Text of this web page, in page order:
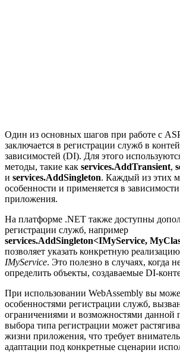
Один из основных шагов при работе с
заключается в регистрации служб в
зависимостей (DI). Для этого
методы, такие как services.AddTransient,
и services.AddSingleton. Каждый из этих
особенности и применяется в
приложения.
На платформе .NET также доступны
регистрации служб, например
services.AddSingleton<IMyService,
позволяет указать конкретную
IMyService. Это полезно в случаях, когда
определить объекты, создаваемые DI-
При использовании WebAssembly вы
особенностями регистрации служб,
ограничениями и возможностями
выбора типа регистрации может
жизни приложения, что требует
адаптации под конкретные сценарии